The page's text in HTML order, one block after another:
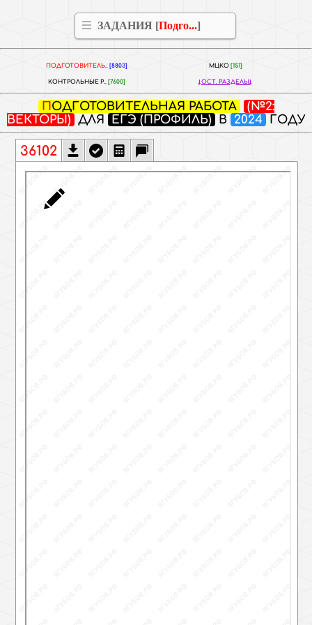
ЗАДАНИЯ [Подго...]
ПОДГОТОВИТЕЛЬ.. [8803] МЦКО [151]
КОНТРОЛЬНЫЕ Р.. [7600] ОСТ. РАЗДЕЛЫ
ПОДГОТОВИТЕЛЬНАЯ РАБОТА
(№2:
ВЕКТОРЫ) ДЛЯ ЕГЭ (ПРОФИЛЬ) В 2024 ГОДУ
36102